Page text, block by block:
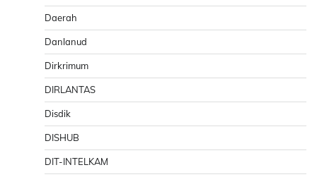
Daerah
Danlanud
Dirkrimum
DIRLANTAS
Disdik
DISHUB
DIT-INTELKAM